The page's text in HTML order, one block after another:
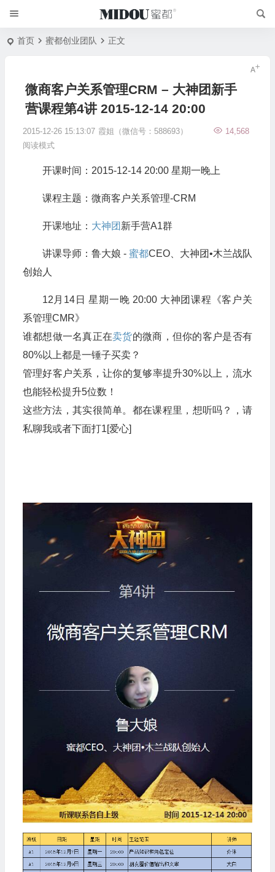
首页 蜜都创业团队 正文
微商客户关系管理CRM – 大神团新手
营课程第4讲 2015-12-14 20:00
2015-12-26 15:13:07 霞姐（微信号：588693）
14,568
阅读模式
开课时间：2015-12-14 20:00 星期一晚上
课程主题：微商客户关系管理-CRM
开课地址： 大神团 新手营A1群
讲课导师：鲁大娘 - 蜜都CEO、大神团•木兰战队
创始人
12月14日 星期一晚 20:00 大神团课程《客户关
系管理CMR》
谁都想做一名真正在卖货的微商，但你的客户是否有
80%以上都是一锤子买卖？
管理好客户关系，让你的复够率提升30%以上，流水
也能轻松提升5位数！
这些方法，其实很简单。都在课程里，想听吗？，请
私聊我或者下面打1[爱心]